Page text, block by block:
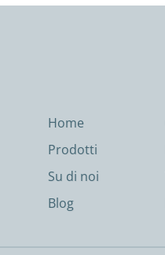
Home
Prodotti
Su di noi
Blog